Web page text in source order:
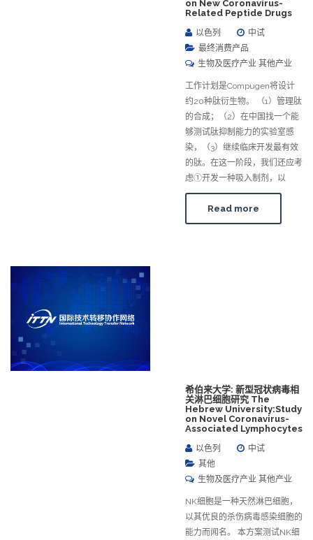
on New Coronavirus-
Related Peptide Drugs
以色列
中试
最终消费产品
生物及医疗产业 其他产业
工作计划是Compugen将设计
约20种肽衍生物。 （1）管理肽
的合成；（2）在中国找一个能
够测试肽抑制能力的实验室感
染，（3）继续临床开发最有效
的肽。在这一阶段，我们还应考
虑①开发一种吸入制剂，以
Read more
希伯来大学: 新型冠状病毒相
关淋巴细胞研究 The
Hebrew University:Study
on Novel Coronavirus-
Associated Lymphocytes
以色列
中试
其他
生物及医疗产业 其他产业
NK细胞是一种天然淋巴细胞，
以其优良的杀伤病毒感染细胞的
能力而闻名。 本方案测试NK细